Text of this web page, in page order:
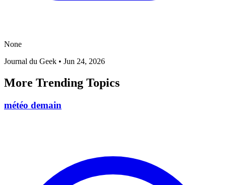
None
Journal du Geek • Jun 24, 2026
More Trending Topics
météo demain